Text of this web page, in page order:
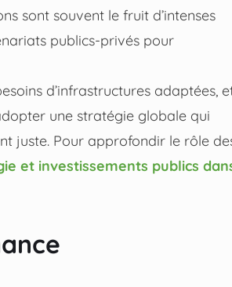
sont souvent le fruit d’intenses
publics-privés pour
d’infrastructures adaptées,
une stratégie globale qui
juste. Pour approfondir le rôle
et investissements publics